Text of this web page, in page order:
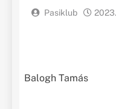
Pasiklub
Balogh Tamás